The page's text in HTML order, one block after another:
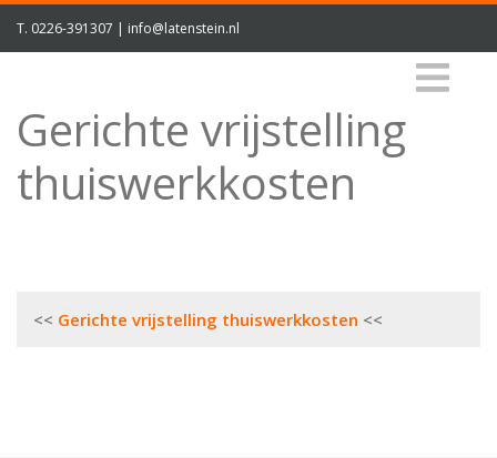
T. 0226-391307 | info@latenstein.nl
Gerichte vrijstelling
thuiswerkkosten
Bericht
Gerichte vrijstelling thuiswerkkosten